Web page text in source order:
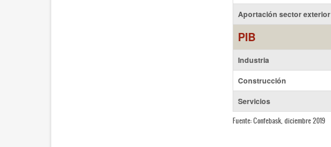
Aportación sector exterior
PIB
Industria
Construcción
Servicios
Fuente: Confebask, diciembre 2019